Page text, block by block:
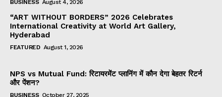
BUSINESS August 4, 2026
“ART WITHOUT BORDERS” 2026 Celebrates
International Creativity at World Art Gallery,
Hyderabad
FEATURED August 1, 2026
NPS vs Mutual Fund: रिटायरमेंट प्लानिंग में कौन देगा बेहतर रिटर्न
और पेंशन?
BUSINESS October 27, 2025